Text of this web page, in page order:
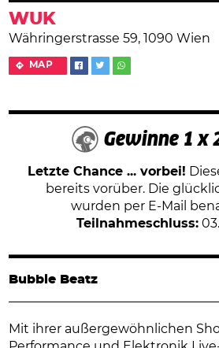
WUK
Währingerstrasse 59, 1090 Wien
MAP
Gewinne 1 x
Letzte Chance ... vorbei!
bereits vorüber. Die
wurden per E-Mail
Teilnahmeschluss:03.
Bubble Beatz
Mit ihrer außergewöhnlichen